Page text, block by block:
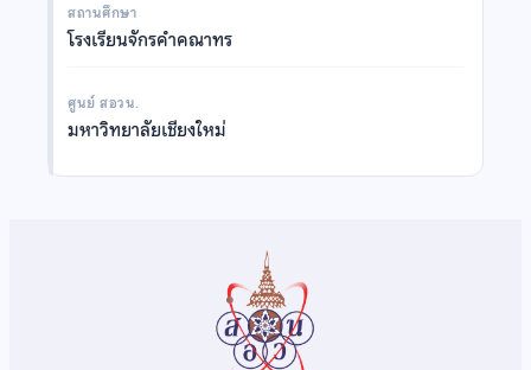
สถานศึกษา
โรงเรียนจักรคำคณาทร
ศูนย์ สอวน.
มหาวิทยาลัยเชียงใหม่